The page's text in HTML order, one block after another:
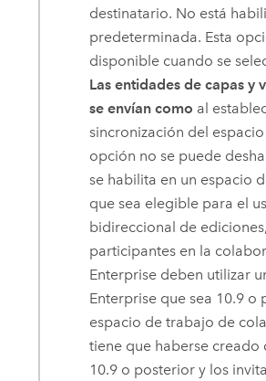
destinatario. No está
predeterminada. Esta
disponible cuando se
Las entidades de capas y
se envían como al
sincronización del
opción no se puede
se habilita en un espacio
que sea elegible para el
bidireccional de
participantes en la
Enterprise deben utilizar
Enterprise que sea 10.9 o
espacio de trabajo de
tiene que haberse creado
10.9 o posterior y los